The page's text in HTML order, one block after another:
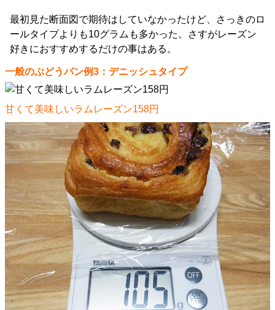
最初見た断面図で期待はしていなかったけど、さっきのロ
ールタイプよりも10グラムも多かった。さすがレーズン
好きにおすすめするだけの事はある。
一般のぶどうパン例3：デニッシュタイプ
甘くて美味しいラムレーズン158円